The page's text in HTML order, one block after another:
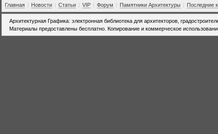
Главная | Новости | Статьи | VIP | Форум | Памятники Архитектуры | Последние
Архитектурная Графика: электронная библиотека для архитекторов,
Материалы предоставлены бесплатно. Копирование и коммерческое